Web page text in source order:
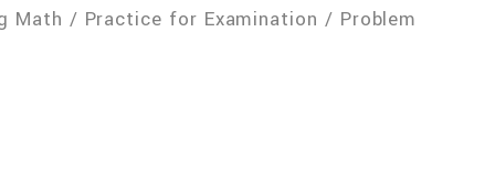
Math / Practice for Examination / Problem